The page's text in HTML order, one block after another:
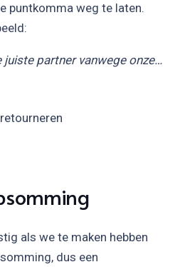
puntkomma weg te laten.
juiste partner vanwege onze…
als we te maken hebben
dus een